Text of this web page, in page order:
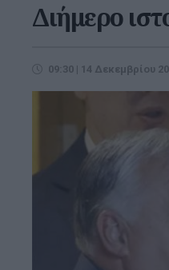
Διήμερο
09:30 | 14 Δεκεμβρίου